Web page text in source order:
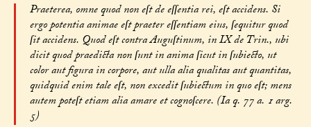
Praeterea, omne quod non eſt de eſſentia rei, eſt accidens. Si
ergo potentia animae eſt praeter eſſentiam eius, ſequitur quod
ſit accidens. Quod eſt contra Auguſtinum, in IX de Trin., ubi
dicit quod praedicta non ſunt in anima ſicut in ſubiecto, ut
color aut figura in corpore, aut ulla alia qualitas aut quantitas,
quidquid enim tale eſt, non excedit ſubiectum in quo eſt; mens
autem poteſt etiam alia amare et cognoſcere. (Ia q. 77 a. 1 arg.
5)